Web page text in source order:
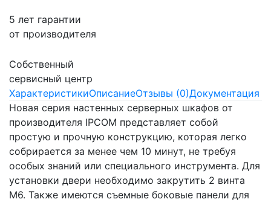
5 лет гарантии
от производителя
Собственный
сервисный центр
ХарактеристикиОписаниеОтзывы (0)Документация
Новая серия настенных серверных шкафов от
производителя IPCOM представляет собой
простую и прочную конструкцию, которая легко
собрирается за менее чем 10 минут, не требуя
особых знаний или специального инструмента. Для
установки двери необходимо закрутить 2 винта
М6. Также имеются съемные боковые панели для